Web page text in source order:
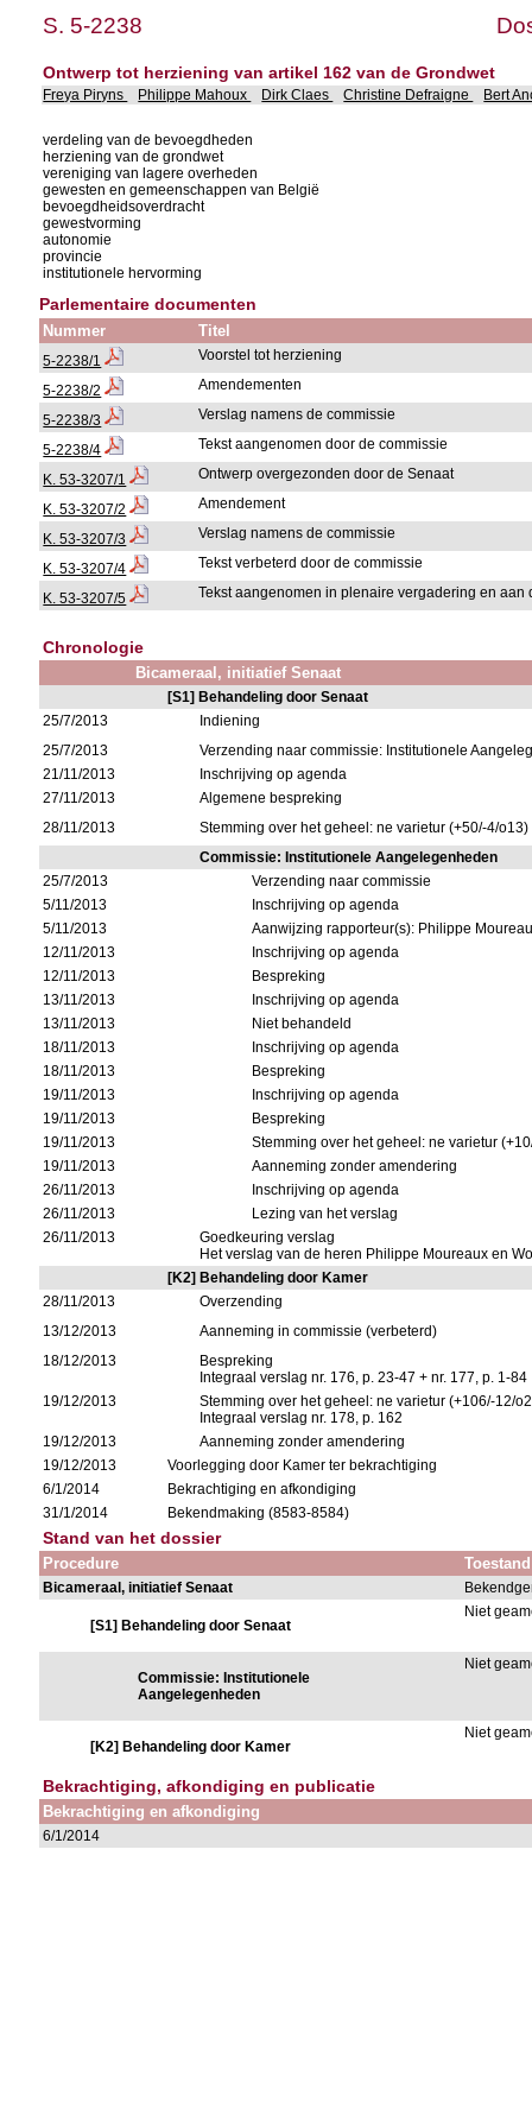
S. 5-2238
Ontwerp tot herziening van artikel 162 van de Grondwet
Freya Piryns Philippe Mahoux Dirk Claes Christine Defraigne Bert
verdeling van de bevoegdheden
herziening van de grondwet
vereniging van lagere overheden
gewesten en gemeenschappen van België
bevoegdheidsoverdracht
gewestvorming
autonomie
provincie
institutionele hervorming
Parlementaire documenten
Nummer Titel
5-2238/1 Voorstel tot herziening
5-2238/2 Amendementen
5-2238/3 Verslag namens de commissie
5-2238/4 Tekst aangenomen door de commissie
K. 53-3207/1 Ontwerp overgezonden door de Senaat
K. 53-3207/2 Amendement
K. 53-3207/3 Verslag namens de commissie
K. 53-3207/4 Tekst verbeterd door de commissie
K. 53-3207/5 Tekst aangenomen in plenaire vergadering en
Chronologie
Bicameraal, initiatief Senaat
[S1] Behandeling door Senaat
25/7/2013
Indiening
25/7/2013
Verzending naar commissie: Institutionele
21/11/2013
Inschrijving op agenda
27/11/2013
Algemene bespreking
28/11/2013
Stemming over het geheel: ne varietur (+50/-4/o13)
Commissie: Institutionele Aangelegenheden
25/7/2013
Verzending naar commissie
5/11/2013
Inschrijving op agenda
5/11/2013
Aanwijzing rapporteur(s): Philippe
12/11/2013
Inschrijving op agenda
12/11/2013
Bespreking
13/11/2013
Inschrijving op agenda
13/11/2013
Niet behandeld
18/11/2013
Inschrijving op agenda
18/11/2013
Bespreking
19/11/2013
Inschrijving op agenda
19/11/2013
Bespreking
19/11/2013
Stemming over het geheel: ne varietur
19/11/2013
Aanneming zonder amendering
26/11/2013
Inschrijving op agenda
26/11/2013
Lezing van het verslag
26/11/2013
Goedkeuring verslag
Het verslag van de heren Philippe Moureaux en
[K2] Behandeling door Kamer
28/11/2013
Overzending
13/12/2013
Aanneming in commissie (verbeterd)
18/12/2013
Bespreking
Integraal verslag nr. 176, p. 23-47 + nr. 177, p. 1-84
19/12/2013
Stemming over het geheel: ne varietur (+106/-12/
Integraal verslag nr. 178, p. 162
19/12/2013
Aanneming zonder amendering
19/12/2013
Voorlegging door Kamer ter bekrachtiging
6/1/2014
Bekrachtiging en afkondiging
31/1/2014
Bekendmaking (8583-8584)
Stand van het dossier
Procedure Toestand
Bicameraal, initiatief Senaat
[S1] Behandeling door Senaat
Niet
Commissie: Institutionele
Aangelegenheden
Niet
[K2] Behandeling door Kamer
Niet
Bekrachtiging, afkondiging en publicatie
Bekrachtiging en afkondiging
6/1/2014